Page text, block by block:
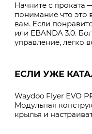
Начните с проката
понимание что это
вам. Если
или EBANDA 3.0.
управление, легко
ЕСЛИ УЖЕ
Waydoo Flyer EVO
Модульная
крылья и